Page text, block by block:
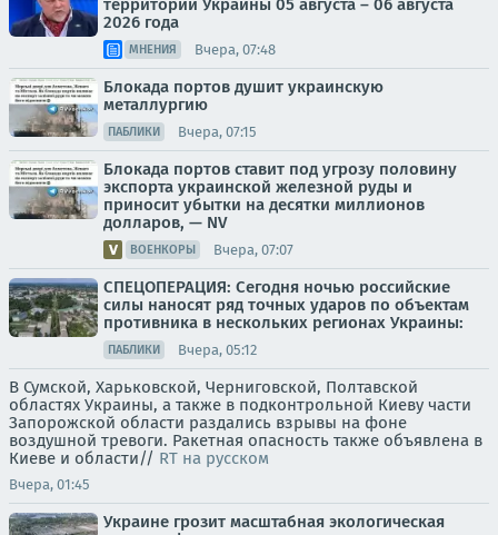
территории Украины 05 августа – 06 августа
2026 года
МНЕНИЯ Вчера, 07:48
Блокада портов душит украинскую
металлургию
ПАБЛИКИ Вчера, 07:15
Блокада портов ставит под угрозу половину
экспорта украинской железной руды и
приносит убытки на десятки миллионов
долларов, — NV
ВОЕНКОРЫ Вчера, 07:07
СПЕЦОПЕРАЦИЯ: Сегодня ночью российские
силы наносят ряд точных ударов по объектам
противника в нескольких регионах Украины:
ПАБЛИКИ Вчера, 05:12
В Сумской, Харьковской, Черниговской, Полтавской
областях Украины, а также в подконтрольной Киеву части
Запорожской области раздались взрывы на фоне
воздушной тревоги. Ракетная опасность также объявлена в
Киеве и области// RT на русском
Вчера, 01:45
Украине грозит масштабная экологическая